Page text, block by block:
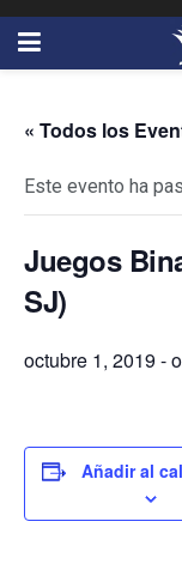
« Todos los
Este evento ha
Juegos
SJ)
octubre 1, 2019 -
Añadir al